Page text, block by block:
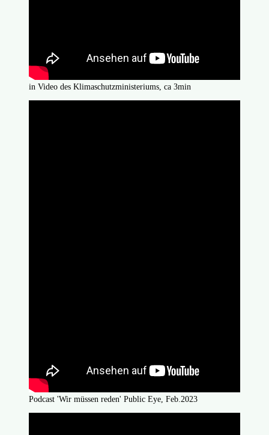
in Video des Klimaschutzministeriums, ca 3min
Podcast 'Wir müssen reden' Public Eye, Feb.2023